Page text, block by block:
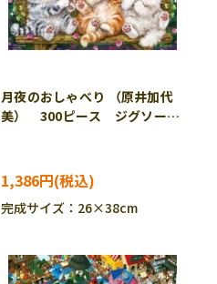
月夜のおしゃべり （原井加代
美） 300ピース ジグソーパ
1,386円
完成サイズ：26×38cm